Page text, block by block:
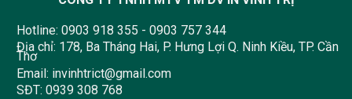
Hotline: 0903 918 355 - 0903 757 344
Địa chỉ: 178, Ba Tháng Hai, P. Hưng Lợi Q. Ninh Kiều, TP. Cần
Thơ
Email: invinhtrict@gmail.com
SĐT: 0939 308 768